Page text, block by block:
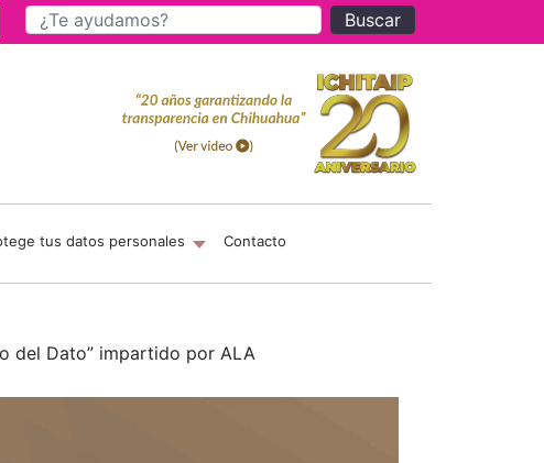
Buscar
tus datos personales Contacto
del Dato” impartido por ALA